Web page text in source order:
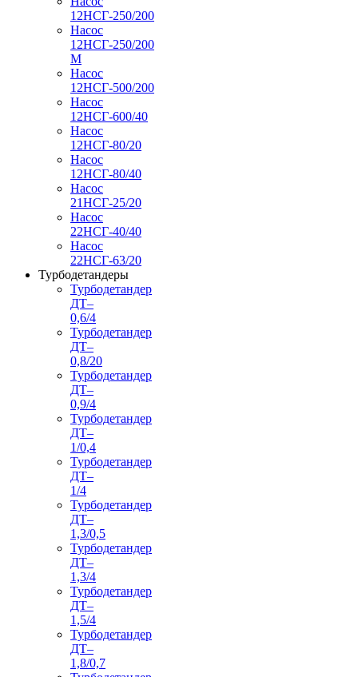
12НСГ-250/200
Насос
12НСГ-250/200
М
Насос
12НСГ-500/200
Насос
12НСГ-600/40
Насос
12НСГ-80/20
Насос
12НСГ-80/40
Насос
21НСГ-25/20
Насос
22НСГ-40/40
Насос
22НСГ-63/20
Турбодетандеры
Турбодетандер
ДТ–
0,6/4
Турбодетандер
ДТ–
0,8/20
Турбодетандер
ДТ–
0,9/4
Турбодетандер
ДТ–
1/0,4
Турбодетандер
ДТ–
1/4
Турбодетандер
ДТ–
1,3/0,5
Турбодетандер
ДТ–
1,3/4
Турбодетандер
ДТ–
1,5/4
Турбодетандер
ДТ–
1,8/0,7